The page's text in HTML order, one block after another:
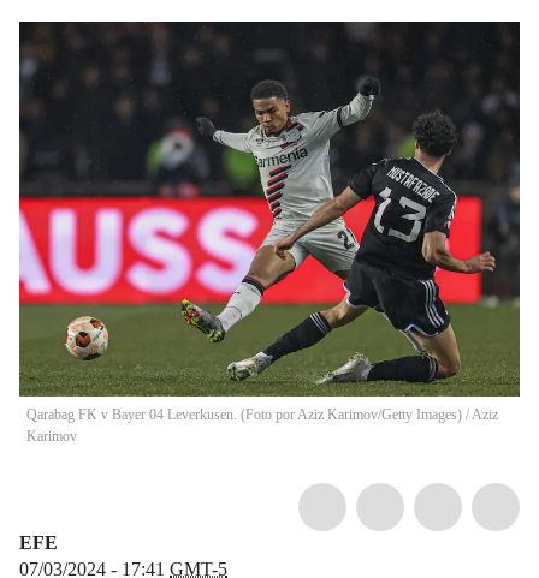
Qarabag FK v Bayer 04 Leverkusen. (Foto por Aziz Karimov/Getty Images) /Aziz
Karimov
EFE
07/03/2024 - 17:41 GMT-5